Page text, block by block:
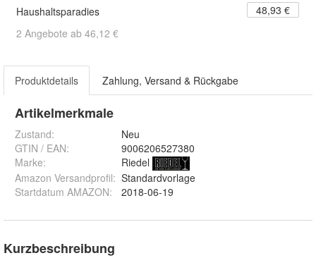
Haushaltsparadies
48,93 €
2 Angebote ab 46,12 €
Produktdetails Zahlung, Versand & Rückgabe
Artikelmerkmale
Zustand:
Neu
GTIN / EAN:
9006206527380
Marke:
Riedel
Amazon Versandprofil: Standardvorlage
Startdatum AMAZON: 2018-06-19
Kurzbeschreibung